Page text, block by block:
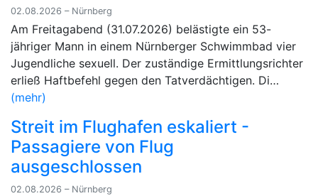
02.08.2026 – Nürnberg
Am Freitagabend (31.07.2026) belästigte ein 53-
jähriger Mann in einem Nürnberger Schwimmbad vier
Jugendliche sexuell. Der zuständige Ermittlungsrichter
erließ Haftbefehl gegen den Tatverdächtigen. Di…
(mehr)
Streit im Flughafen eskaliert -
Passagiere von Flug
ausgeschlossen
02.08.2026 – Nürnberg